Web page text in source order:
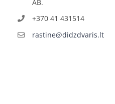
AB.
+370 41 431514
rastine@didzdvaris.lt